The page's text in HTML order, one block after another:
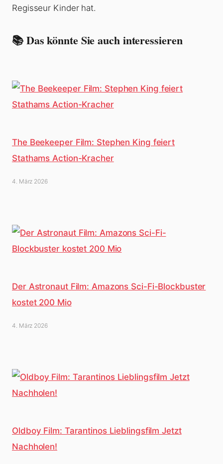
Regisseur Kinder hat.
📚 Das könnte Sie auch interessieren
The Beekeeper Film: Stephen King feiert
Stathams Action-Kracher
4. März 2026
Der Astronaut Film: Amazons Sci-Fi-Blockbuster
kostet 200 Mio
4. März 2026
Oldboy Film: Tarantinos Lieblingsfilm Jetzt
Nachholen!